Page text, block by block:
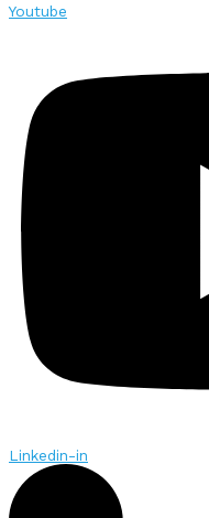
Youtube
Linkedin-in